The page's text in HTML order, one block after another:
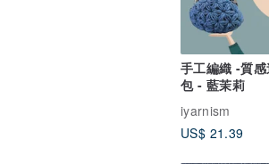
手工編織 -質
包 - 藍茉莉
iyarnism
US$ 21.39